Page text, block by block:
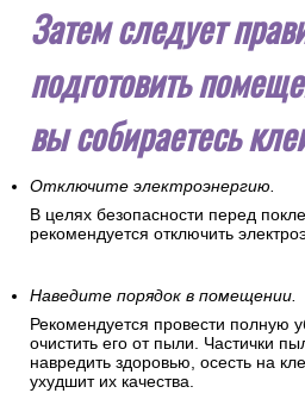
Затем следует
подготовить
вы собираетесь
Отключите электроэнергию.
В целях безопасности перед
рекомендуется отключить
Наведите порядок в помещении.
Рекомендуется провести полную
очистить его от пыли. Частички
навредить здоровью, осесть на
ухудшит их качества.